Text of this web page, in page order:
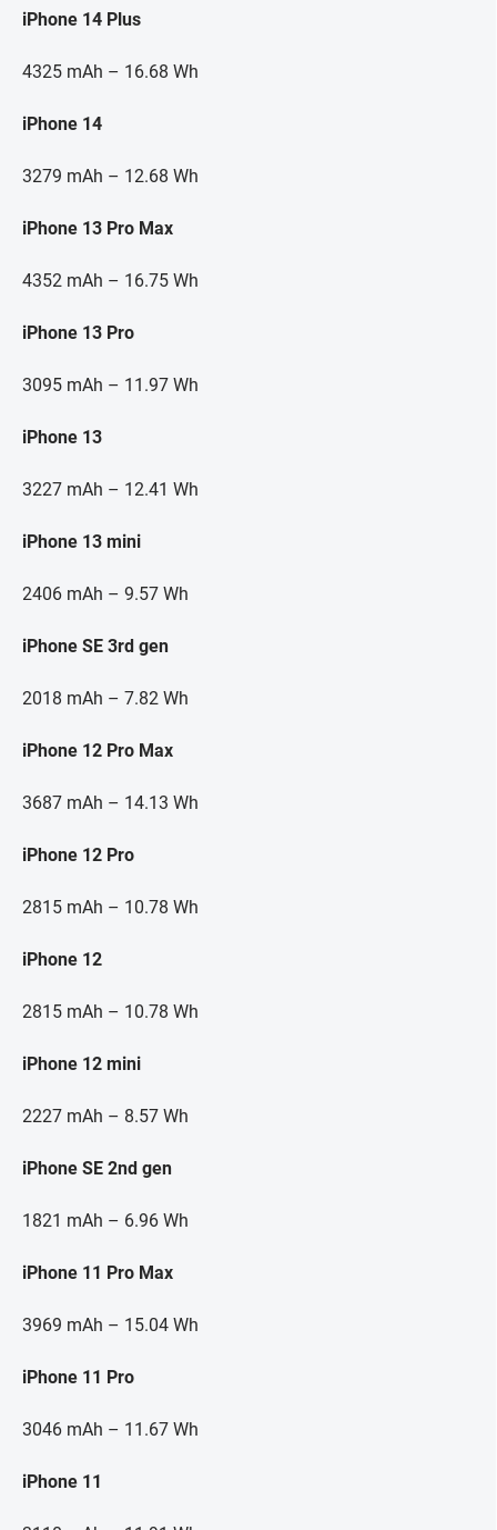
iPhone 14 Plus
4325 mAh – 16.68 Wh
iPhone 14
3279 mAh – 12.68 Wh
iPhone 13 Pro Max
4352 mAh – 16.75 Wh
iPhone 13 Pro
3095 mAh – 11.97 Wh
iPhone 13
3227 mAh – 12.41 Wh
iPhone 13 mini
2406 mAh – 9.57 Wh
iPhone SE 3rd gen
2018 mAh – 7.82 Wh
iPhone 12 Pro Max
3687 mAh – 14.13 Wh
iPhone 12 Pro
2815 mAh – 10.78 Wh
iPhone 12
2815 mAh – 10.78 Wh
iPhone 12 mini
2227 mAh – 8.57 Wh
iPhone SE 2nd gen
1821 mAh – 6.96 Wh
iPhone 11 Pro Max
3969 mAh – 15.04 Wh
iPhone 11 Pro
3046 mAh – 11.67 Wh
iPhone 11